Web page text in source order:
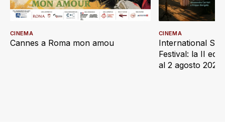
Cannes a Roma mon amou
CINEMA
International
Festival: la II
al 2 agosto 2026
CINEMA